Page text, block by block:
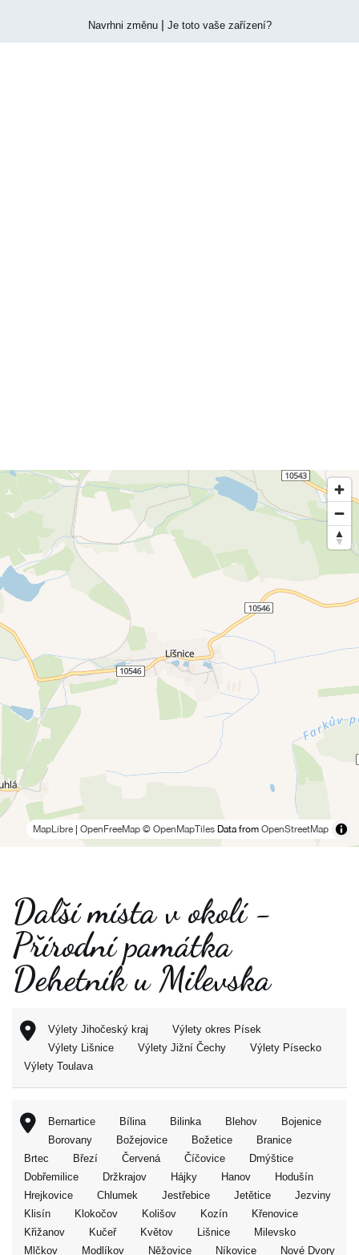
Navrhni změnu| Je toto vaše zařízení?
MapLibre OpenFreeMap © OpenMapTiles Data from OpenStreetMap
Další místa v okolí -
Přírodní památka
Dehetník u Milevska
Výlety Jihočeský kraj
Výlety okres Písek
Výlety Lišnice
Výlety Jižní Čechy
Výlety Písecko
Výlety Toulava
Bernartice Bílina Bilinka Blehov
Bojenice
Borovany
Božejovice Božetice
Branice
Brtec
Březí Červená Číčovice
Dmýštice
Dobřemilice
Držkrajov Hájky Hanov
Hodušín
Hrejkovice
Chlumek Jestřebice Jetětice
Jezviny
Klisín
Klokočov Kolišov Kozín
Křenovice
Křižanov
Kučeř Květov Lišnice
Milevsko
Mlčkov
Modlíkov Něžovice Níkovice Nové Dvory